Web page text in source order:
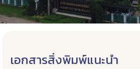
เอกสารสิ่งพิมพ์แนะนำ